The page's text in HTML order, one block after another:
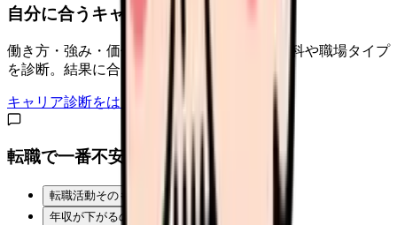
自分に合うキャリアタイプは？
働き方・強み・価値観から、向いている診療科や職場タイプ
を診断。結果に合う求人も表示。
キャリア診断をはじめる
転職で一番不安なことは？
転職活動そのものが不安
年収が下がるのが怖い